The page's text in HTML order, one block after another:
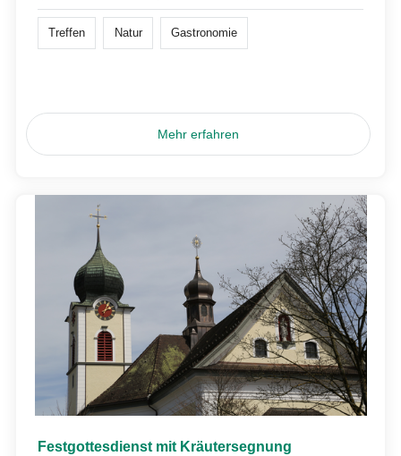
Treffen Natur Gastronomie
Mehr erfahren
Festgottesdienst mit Kräutersegnung